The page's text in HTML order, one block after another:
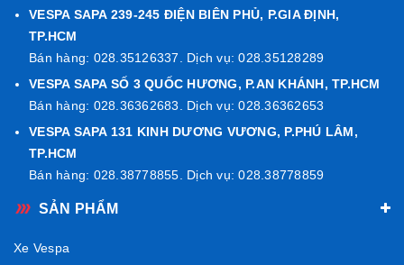
VESPA SAPA 239-245 ĐIỆN BIÊN PHỦ, P.GIA ĐỊNH,
TP.HCM
Bán hàng: 028.35126337. Dịch vụ: 028.35128289
VESPA SAPA SỐ 3 QUỐC HƯƠNG, P.AN KHÁNH, TP.HCM
Bán hàng: 028.36362683. Dịch vụ: 028.36362653
VESPA SAPA 131 KINH DƯƠNG VƯƠNG, P.PHÚ LÂM,
TP.HCM
Bán hàng: 028.38778855. Dịch vụ: 028.38778859
SẢN PHẨM
Xe Vespa